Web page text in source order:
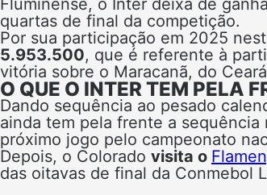
Fluminense, o Inter deixa de
quartas de final da competição.
Por sua participação em 2025
5.953.500, que é referente à
vitória sobre o Maracanã, do
O QUE O INTER TEM PELA
Dando sequência ao pesado
ainda tem pela frente a
próximo jogo pelo campeonato
Depois, o Colorado visita o
das oitavas de final da Conmebol